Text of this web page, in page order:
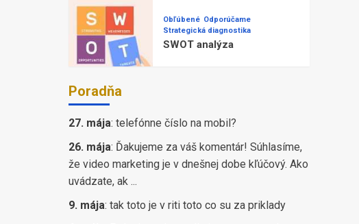
Obľúbené Odporúčame
Strategická diagnostika
SWOT analýza
Poradňa
27. mája: telefónne číslo na mobil?
26. mája: Ďakujeme za váš komentár! Súhlasíme,
že video marketing je v dnešnej dobe kľúčový. Ako
uvádzate, ak ...
9. mája: tak toto je v riti toto co su za priklady